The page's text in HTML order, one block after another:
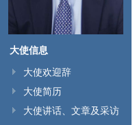
大使信息
大使欢迎辞
大使简历
大使讲话、文章及采访